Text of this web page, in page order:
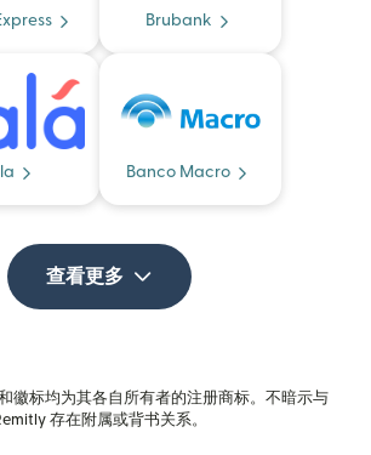
Brubank
Banco Macro
查看更多
徽标均为其各自所有者的注册商标。不暗示与
存在附属或背书关系。